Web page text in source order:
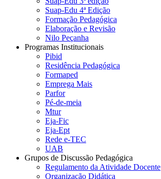
Suap-Edu 4ª Edição
Formação Pedagógica
Elaboração e Revisão
Nilo Peçanha
Programas Institucionais
Pibid
Residência Pedagógica
Formaped
Emprega Mais
Parfor
Pé-de-meia
Mtur
Eja-Fic
Eja-Ept
Rede e-TEC
UAB
Grupos de Discussão Pedagógica
Regulamento da Atividade Docente
Organização Didática